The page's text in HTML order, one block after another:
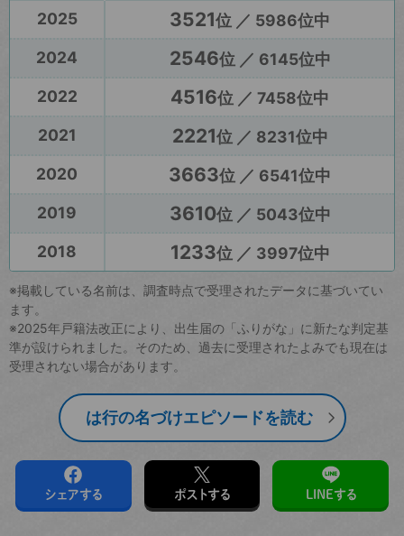
2025 3521位 ／ 5986位中
2024
2546位 ／ 6145位中
2022
4516位 ／ 7458位中
2021
2221位 ／ 8231位中
2020
3663位 ／ 6541位中
2019
3610位 ／ 5043位中
2018
1233位 ／ 3997位中
※掲載している名前は、調査時点で受理されたデータに基づいてい
ます。
※2025年戸籍法改正により、出生届の「ふりがな」に新たな判定基
準が設けられました。そのため、過去に受理されたよみでも現在は
受理されない場合があります。
は行の名づけエピソードを読む
シェアする ポストする LINEする